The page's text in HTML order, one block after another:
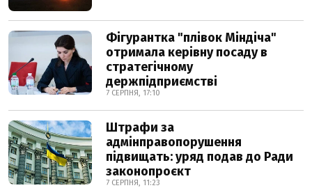
Фігурантка "плівок Міндіча"
отримала керівну посаду в
стратегічному
держпідприємстві
7 СЕРПНЯ, 17:10
Штрафи за
адмінправопорушення
підвищать: уряд подав до Ради
законопроєкт
7 СЕРПНЯ, 11:23